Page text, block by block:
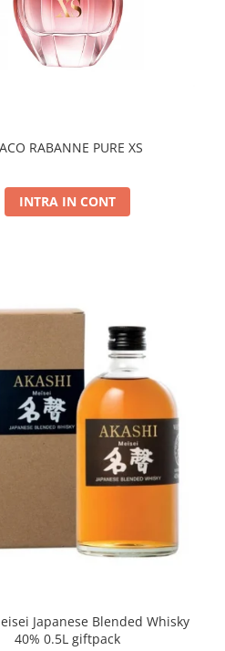
RABANNE PURE XS
INTRA IN CONT
Japanese Blended Whisky
40% 0.5L giftpack